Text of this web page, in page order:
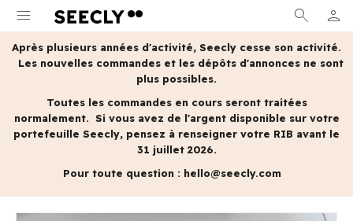
menu search person
MON
Après plusieurs années d'activité, Seecly cesse son activité.
Les nouvelles commandes et les dépôts d'annonces ne sont
plus possibles.
Toutes les commandes en cours seront traitées
normalement. Si vous avez de l'argent disponible sur votre
portefeuille Seecly, pensez à renseigner votre RIB avant le
31 juillet 2026.
Pour toute question : hello@seecly.com